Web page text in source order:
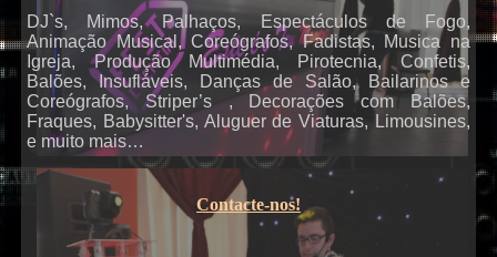
Karaoke
DJ`s, Mimos, Palhaços, Espectáculos de Fogo,
Animação Musical, Coreógrafos, Fadistas, Musica na
Igreja, Produção Multimédia, Pirotecnia, Confetis,
Balões, Insufláveis, Danças de Salão, Bailarinos e
Coreógrafos, Striper’s , Decorações com Balões,
Fraques, Babysitter's, Aluguer de Viaturas, Limousines,
e muito mais…
Contacte-nos!